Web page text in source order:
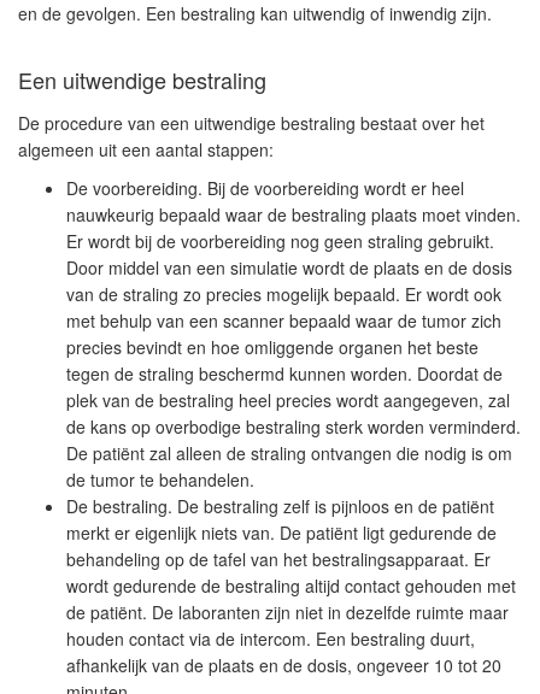
en de gevolgen. Een bestraling kan uitwendig of inwendig zijn.
Een uitwendige bestraling
De procedure van een uitwendige bestraling bestaat over het
algemeen uit een aantal stappen:
De voorbereiding. Bij de voorbereiding wordt er heel
nauwkeurig bepaald waar de bestraling plaats moet vinden.
Er wordt bij de voorbereiding nog geen straling gebruikt.
Door middel van een simulatie wordt de plaats en de dosis
van de straling zo precies mogelijk bepaald. Er wordt ook
met behulp van een scanner bepaald waar de tumor zich
precies bevindt en hoe omliggende organen het beste
tegen de straling beschermd kunnen worden. Doordat de
plek van de bestraling heel precies wordt aangegeven, zal
de kans op overbodige bestraling sterk worden verminderd.
De patiënt zal alleen de straling ontvangen die nodig is om
de tumor te behandelen.
De bestraling. De bestraling zelf is pijnloos en de patiënt
merkt er eigenlijk niets van. De patiënt ligt gedurende de
behandeling op de tafel van het bestralingsapparaat. Er
wordt gedurende de bestraling altijd contact gehouden met
de patiënt. De laboranten zijn niet in dezelfde ruimte maar
houden contact via de intercom. Een bestraling duurt,
afhankelijk van de plaats en de dosis, ongeveer 10 tot 20